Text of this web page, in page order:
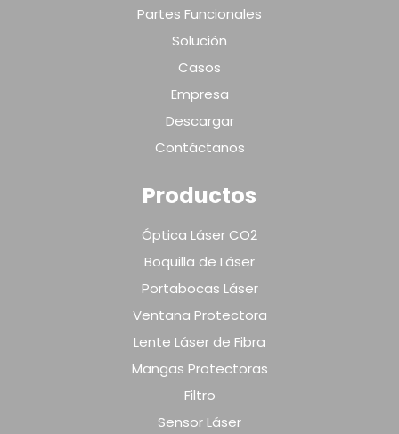
Partes Funcionales
Solución
Casos
Empresa
Descargar
Contáctanos
Productos
Óptica Láser CO2
Boquilla de Láser
Portabocas Láser
Ventana Protectora
Lente Láser de Fibra
Mangas Protectoras
Filtro
Sensor Láser